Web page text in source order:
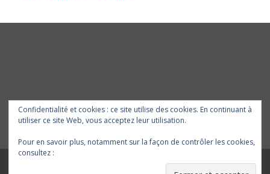
Confidentialité et cookies : ce site utilise des cookies. En continuant à
utiliser ce site Web, vous acceptez leur utilisation.
Pour en savoir plus, notamment sur la façon de contrôler les cookies,
consultez :